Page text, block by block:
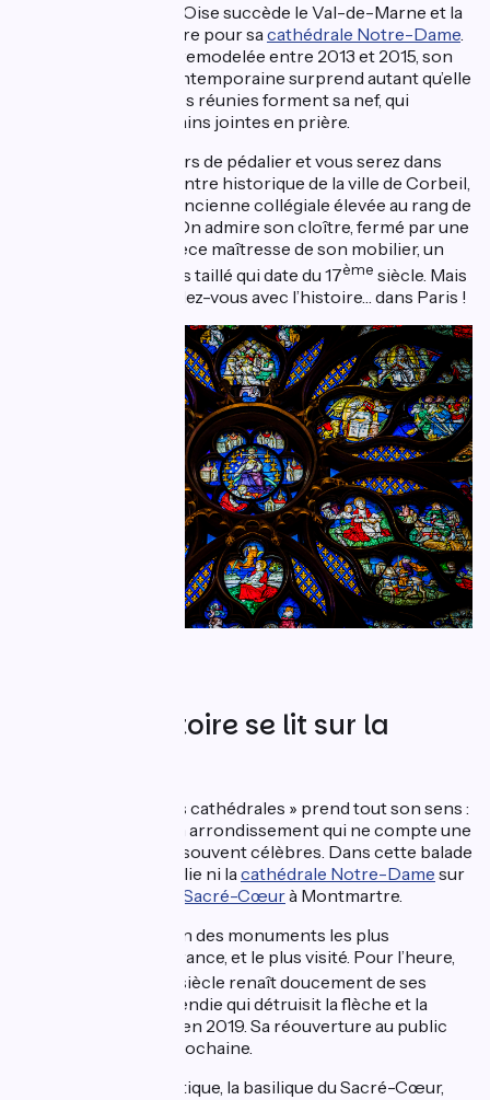
Au département de l’Oise succède le Val-de-Marne et la
ville de Créteil, célèbre pour sacathédrale Notre-Dame.
Construite en 1966, remodelée entre 2013 et 2015, son
architecture très contemporaine surprend autant qu’elle
séduit : deux coupoles réunies forment sa nef, qui
symbolisent deux mains jointes en prière.
Encore quelques tours de pédalier et vous serez dans
l’Essonne. Dans le centre historique de la ville de Corbeil,
est une ancienne collégiale élevée au rang de
cathédrale en 1966. On admire son cloître, fermé par une
porte ogivale et la pièce maîtresse de son mobilier, un
buffet d’orgue en bois taillé qui date du 17ème siècle. Mais
avant, vous avez rendez-vous avec l’histoire… dans Paris !
À Paris, l’histoire se lit sur la
À Paris, « la route des cathédrales » prend tout son sens :
pas un quartier ou un arrondissement qui ne compte une
ou plusieurs églises, souvent célèbres. Dans cette balade
thématique, on n’oublie ni la cathédrale Notre-Dame sur
Sacré-Cœurà Montmartre.
La première reste l’un des monuments les plus
emblématiques de France, et le plus visité. Pour l’heure,
siècle renaît doucement de ses
cendres, suite à l’incendie qui détruisit la flèche et la
totalité de sa toiture en 2019. Sa réouverture au public
est prévue l’année prochaine.
Son alter-ego médiatique, la basilique du Sacré-Cœur,